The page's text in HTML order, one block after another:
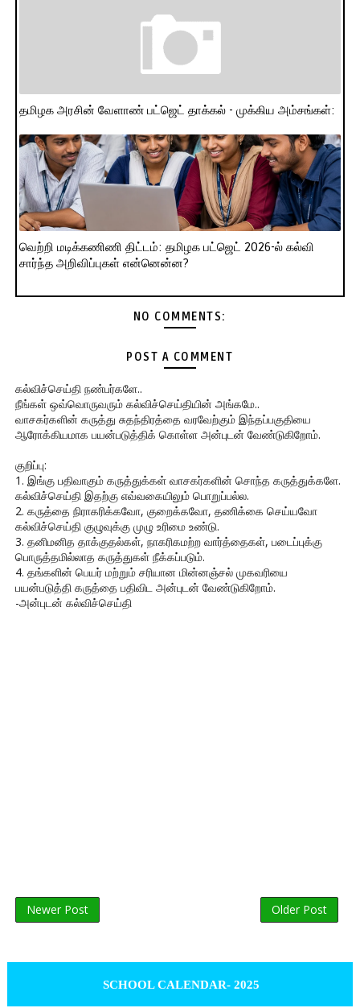
தமிழக அரசின் வேளாண் பட்ஜெட் தாக்கல் - முக்கிய அம்சங்கள்:
வெற்றி மடிக்கணிணி திட்டம்: தமிழக பட்ஜெட் 2026-ல் கல்வி
சார்ந்த அறிவிப்புகள் என்னென்ன?
NO COMMENTS:
POST A COMMENT
கல்விச்செய்தி நண்பர்களே..
நீங்கள் ஒவ்வொருவரும் கல்விச்செய்தியின் அங்கமே..
வாசகர்களின் கருத்து சுதந்திரத்தை வரவேற்கும் இந்தப்பகுதியை
ஆரோக்கியமாக பயன்படுத்திக் கொள்ள அன்புடன் வேண்டுகிறோம்.
குறிப்பு:
1. இங்கு பதிவாகும் கருத்துக்கள் வாசகர்களின் சொந்த கருத்துக்களே.
கல்விச்செய்தி இதற்கு எவ்வகையிலும் பொறுப்பல்ல.
2. கருத்தை நிராகரிக்கவோ, குறைக்கவோ, தணிக்கை செய்யவோ
கல்விச்செய்தி குழுவுக்கு முழு உரிமை உண்டு.
3. தனிமனித தாக்குதல்கள், நாகரிகமற்ற வார்த்தைகள், படைப்புக்கு
பொருத்தமில்லாத கருத்துகள் நீக்கப்படும்.
4. தங்களின் பெயர் மற்றும் சரியான மின்னஞ்சல் முகவரியை
பயன்படுத்தி கருத்தை பதிவிட அன்புடன் வேண்டுகிறோம்.
-அன்புடன் கல்விச்செய்தி
Newer Post Older Post
SCHOOL CALENDAR- 2025